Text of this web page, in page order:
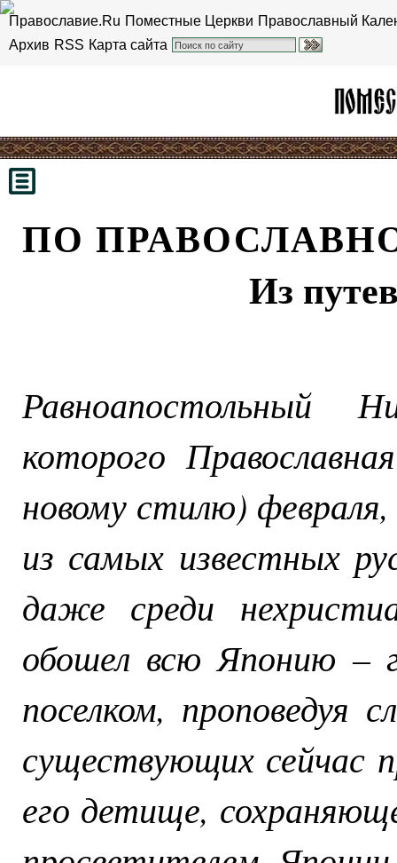
Православие.Ru Поместные Церкви Православный
Архив RSS Карта сайта
ПО
Из
Равноапостольный
которого
новому стилю)
из самых известных
даже среди
обошел всю Японию –
поселком, проповедуя
существующих сейчас
его детище,